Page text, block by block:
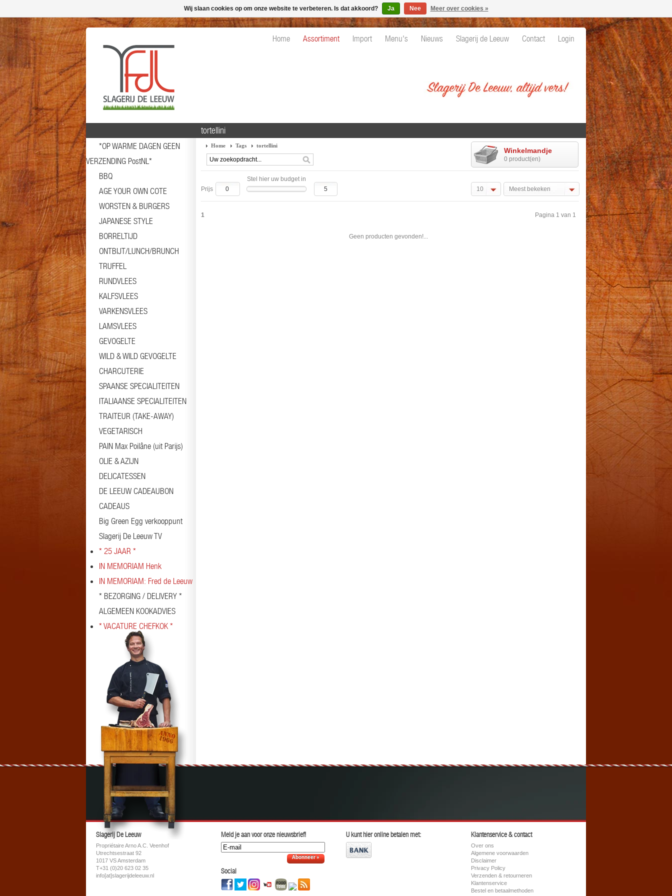
Home Assortiment Import Menu's Nieuws Slagerij de Leeuw Contact Login
*OP WARME DAGEN GEEN
VERZENDING PostNL*
BBQ
AGE YOUR OWN COTE
WORSTEN & BURGERS
JAPANESE STYLE
BORRELTIJD
ONTBIJT/LUNCH/BRUNCH
TRUFFEL
RUNDVLEES
KALFSVLEES
VARKENSVLEES
LAMSVLEES
GEVOGELTE
WILD & WILD GEVOGELTE
CHARCUTERIE
SPAANSE SPECIALITEITEN
ITALIAANSE SPECIALITEITEN
TRAITEUR (TAKE-AWAY)
VEGETARISCH
PAIN Max Poilâne (uit Parijs)
OLIE & AZIJN
DELICATESSEN
DE LEEUW CADEAUBON
CADEAUS
Big Green Egg verkooppunt
Slagerij De Leeuw TV
* 25 JAAR *
IN MEMORIAM Henk
IN MEMORIAM: Fred de Leeuw
* BEZORGING / DELIVERY *
ALGEMEEN KOOKADVIES
* VACATURE CHEFKOK *
tortellini
Home Tags tortellini
Winkelmandje
0 product(en)
Stel hier uw budget in
Prijs
10 Meest bekeken
Geen producten gevonden!...
1 Pagina 1 van 1
Slagerij De Leeuw
Propriétaire Arno A.C. Veenhof
Utrechtsestraat 92
1017 VS Amsterdam
T+31 (0)20 623 02 35
info[at]slagerijdeleeuw.nl
Meld je aan voor onze nieuwsbrief!
Abonneer »
Social
U kunt hier online betalen met: Klantenservice & contact
Over ons
Algemene voorwaarden
Disclaimer
Privacy Policy
Verzenden & retourneren
Klantenservice
Bestel en betaalmethoden
Wij slaan cookies op om onze website te verbeteren. Is dat akkoord? Ja Nee Meer over cookies »